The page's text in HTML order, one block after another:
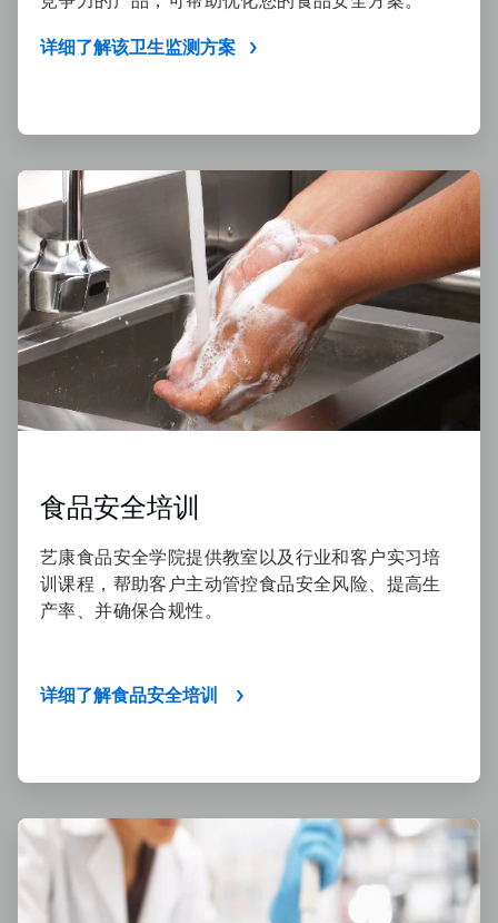
详细了解该卫生监测方案
ArticleTile
，
共
4
食品安全培训
艺康食品安全学院提供教室以及行业和客户实习培
训课程，帮助客户主动管控食品安全风险、提高生
产率、并确保合规性。
详细了解食品安全培训
ArticleTile